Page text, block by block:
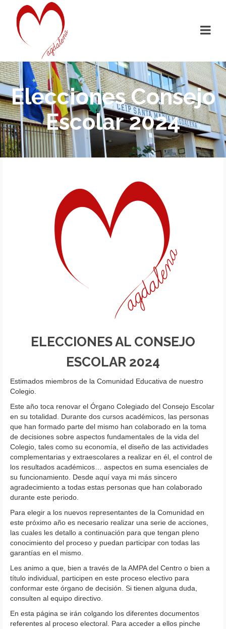
Elecciones Consejo
Escolar 2024
ELECCIONES AL CONSEJO
ESCOLAR 2024
Estimados miembros de la Comunidad Educativa de nuestro
Colegio.
Este año toca renovar el Órgano Colegiado del Consejo Escolar
en su totalidad. Durante dos cursos académicos, las personas
que han formado parte del mismo han colaborado en la toma
de decisiones sobre aspectos fundamentales de la vida del
Colegio, tales como su economía, el diseño de las actividades
complementarias y extraescolares a realizar en él, el control de
los resultados académicos… aspectos en suma esenciales de
su funcionamiento. Desde aquí vaya mi más sincero
agradecimiento a todas estas personas que han colaborado
durante este periodo.
Para elegir a los nuevos representantes de la Comunidad en
este próximo año es necesario realizar una serie de acciones,
las cuales les detallo a continuación para que tengan pleno
conocimiento del proceso y puedan participar con todas las
garantías en el mismo.
Les animo a que, bien a través de la AMPA del Centro o bien a
título individual, participen en este proceso electivo para
conformar este órgano de decisión. Si tienen alguna duda,
consulten al equipo directivo.
En esta página se irán colgando los diferentes documentos
referentes al proceso electoral. Para acceder a ellos pinche